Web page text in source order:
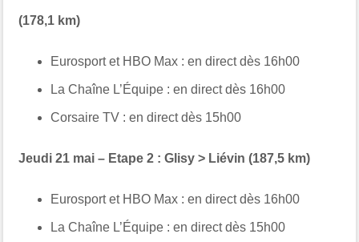
(178,1 km)
Eurosport et HBO Max : en direct dès 16h00
La Chaîne L’Équipe : en direct dès 16h00
Corsaire TV : en direct dès 15h00
Jeudi 21 mai – Etape 2 : Glisy > Liévin (187,5 km)
Eurosport et HBO Max : en direct dès 16h00
La Chaîne L’Équipe : en direct dès 15h00